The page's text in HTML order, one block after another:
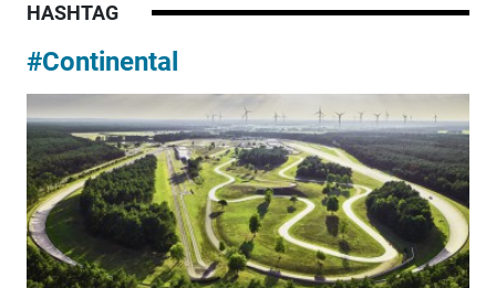
HASHTAG
#Continental